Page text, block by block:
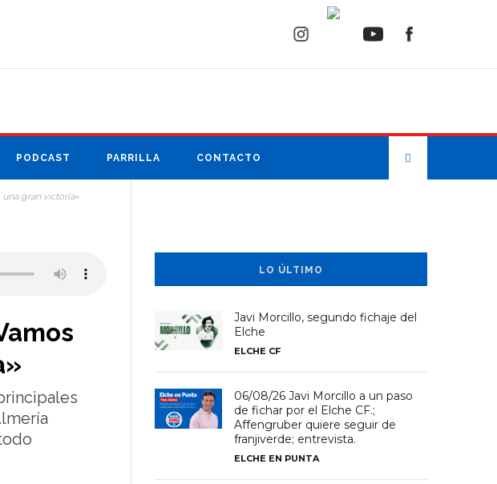
PODCAST PARRILLA CONTACTO
una gran victoria»
LO ÚLTIMO
Javi Morcillo, segundo fichaje del
Elche
ELCHE CF
06/08/26 Javi Morcillo a un paso
de fichar por el Elche CF.;
Affengruber quiere seguir de
franjiverde; entrevista.
ELCHE EN PUNTA